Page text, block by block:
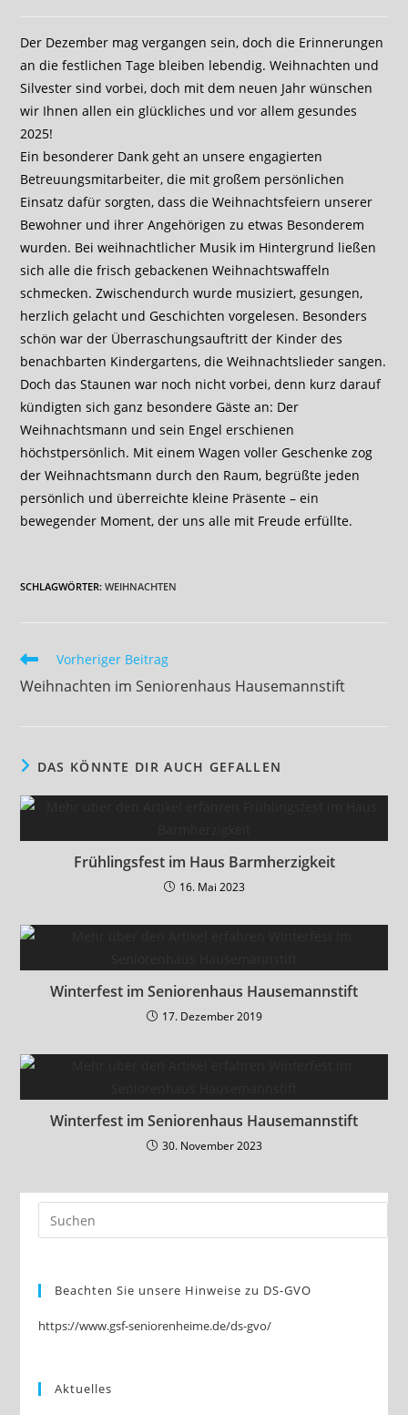
Der Dezember mag vergangen sein, doch die Erinnerungen
an die festlichen Tage bleiben lebendig. Weihnachten und
Silvester sind vorbei, doch mit dem neuen Jahr wünschen
wir Ihnen allen ein glückliches und vor allem gesundes
2025!
Ein besonderer Dank geht an unsere engagierten
Betreuungsmitarbeiter, die mit großem persönlichen
Einsatz dafür sorgten, dass die Weihnachtsfeiern unserer
Bewohner und ihrer Angehörigen zu etwas Besonderem
wurden. Bei weihnachtlicher Musik im Hintergrund ließen
sich alle die frisch gebackenen Weihnachtswaffeln
schmecken. Zwischendurch wurde musiziert, gesungen,
herzlich gelacht und Geschichten vorgelesen. Besonders
schön war der Überraschungsauftritt der Kinder des
benachbarten Kindergartens, die Weihnachtslieder sangen.
Doch das Staunen war noch nicht vorbei, denn kurz darauf
kündigten sich ganz besondere Gäste an: Der
Weihnachtsmann und sein Engel erschienen
höchstpersönlich. Mit einem Wagen voller Geschenke zog
der Weihnachtsmann durch den Raum, begrüßte jeden
persönlich und überreichte kleine Präsente – ein
bewegender Moment, der uns alle mit Freude erfüllte.
SCHLAGWÖRTER:WEIHNACHTEN
Weitere
Artikel
ansehen
Vorheriger Beitrag
Weihnachten im Seniorenhaus Hausemannstift
DAS KÖNNTE DIR AUCH GEFALLEN
Frühlingsfest im Haus Barmherzigkeit
16. Mai 2023
Winterfest im Seniorenhaus Hausemannstift
17. Dezember 2019
Winterfest im Seniorenhaus Hausemannstift
30. November 2023
Beachten Sie unsere Hinweise zu DS-GVO
https://www.gsf-seniorenheime.de/ds-gvo/
Aktuelles